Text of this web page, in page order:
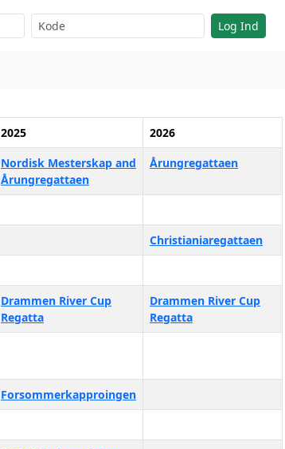
Log Ind
2025
2026
Nordisk Mesterskap and
Årungregattaen
Årungregattaen
Christianiaregattaen
Drammen River Cup
Regatta
Drammen River Cup
Regatta
Forsommerkapproingen